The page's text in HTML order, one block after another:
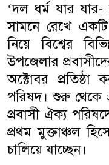
‘দল ধর্ম যার
সামনে রেখে
নিয়ে বিশ্বের
উপজেলার
অক্টোবর প্রতিষ্ঠা
পরিষদ। শুরু থেকে
প্রবাসী ঐক্য
প্রথম মুক্তাঞ্চল
চালিয়ে যাচ্ছেন।